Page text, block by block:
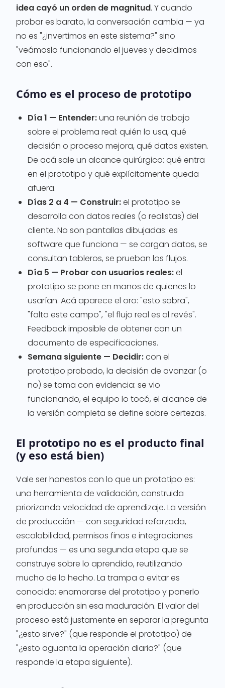
idea cayó un orden de magnitud. Y cuando
probar es barato, la conversación cambia — ya
no es "¿invertimos en este sistema?" sino
"veámoslo funcionando el jueves y decidimos
con eso".
Cómo es el proceso de prototipo
Día 1 — Entender:una reunión de trabajo
sobre el problema real: quién lo usa, qué
decisión o proceso mejora, qué datos existen.
De acá sale un alcance quirúrgico: qué entra
en el prototipo y qué explícitamente queda
afuera.
Días 2 a 4 — Construir:el prototipo se
desarrolla con datos reales (o realistas) del
cliente. No son pantallas dibujadas: es
software que funciona — se cargan datos, se
consultan tableros, se prueban los flujos.
Día 5 — Probar con usuarios reales:el
prototipo se pone en manos de quienes lo
usarían. Acá aparece el oro: "esto sobra",
"falta este campo", "el flujo real es al revés".
Feedback imposible de obtener con un
documento de especificaciones.
Semana siguiente — Decidir:con el
prototipo probado, la decisión de avanzar (o
no) se toma con evidencia: se vio
funcionando, el equipo lo tocó, el alcance de
la versión completa se define sobre certezas.
El prototipo no es el producto final
(y eso está bien)
Vale ser honestos con lo que un prototipo es:
una herramienta de validación, construida
priorizando velocidad de aprendizaje. La versión
de producción — con seguridad reforzada,
escalabilidad, permisos finos e integraciones
profundas — es una segunda etapa que se
construye sobre lo aprendido, reutilizando
mucho de lo hecho. La trampa a evitar es
conocida: enamorarse del prototipo y ponerlo
en producción sin esa maduración. El valor del
proceso está justamente en separar la pregunta
"¿esto sirve?" (que responde el prototipo) de
"¿esto aguanta la operación diaria?" (que
responde la etapa siguiente).